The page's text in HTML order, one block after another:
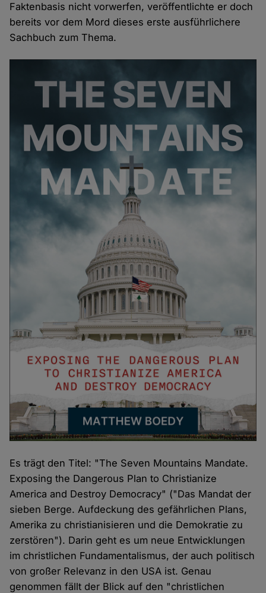
Faktenbasis nicht vorwerfen, veröffentlichte er doch
bereits vor dem Mord dieses erste ausführlichere
Sachbuch zum Thema.
Es trägt den Titel: "The Seven Mountains Mandate.
Exposing the Dangerous Plan to Christianize
America and Destroy Democracy" ("Das Mandat der
sieben Berge. Aufdeckung des gefährlichen Plans,
Amerika zu christianisieren und die Demokratie zu
zerstören"). Darin geht es um neue Entwicklungen
im christlichen Fundamentalismus, der auch politisch
von großer Relevanz in den USA ist. Genau
genommen fällt der Blick auf den "christlichen